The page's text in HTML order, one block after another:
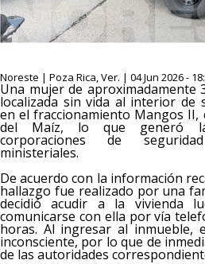
Noreste | Poza Rica, Ver. | 04 Jun 2026 -
Una mujer de aproximadamente
localizada sin vida al interior de
en el fraccionamiento Mangos II,
del Maíz, lo que generó
corporaciones de
ministeriales.
De acuerdo con la información
hallazgo fue realizado por una
decidió acudir a la vivienda
comunicarse con ella por vía
horas. Al ingresar al inmueble,
inconsciente, por lo que de
de las autoridades